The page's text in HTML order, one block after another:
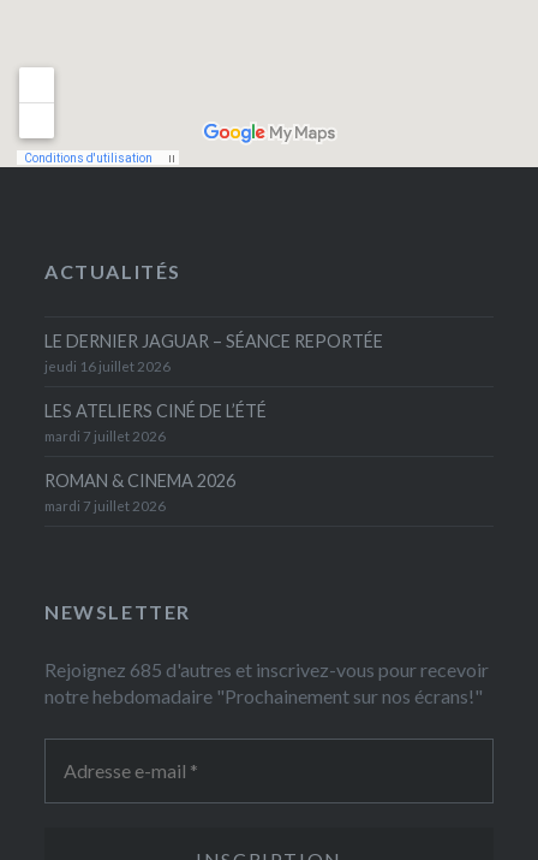
ACTUALITÉS
LE DERNIER JAGUAR – SÉANCE REPORTÉE
jeudi 16 juillet 2026
LES ATELIERS CINÉ DE L’ÉTÉ
mardi 7 juillet 2026
ROMAN & CINEMA 2026
mardi 7 juillet 2026
NEWSLETTER
Rejoignez 685 d'autres et inscrivez-vous pour recevoir
notre hebdomadaire "Prochainement sur nos écrans!"